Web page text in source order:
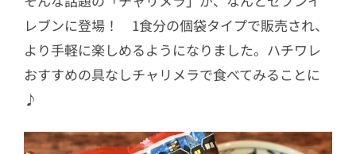
レブンに登場！ 1食分の個袋タイプで販売され、
より手軽に楽しめるようになりました。ハチワレ
おすすめの具なしチャリメラで食べてみることに
♪